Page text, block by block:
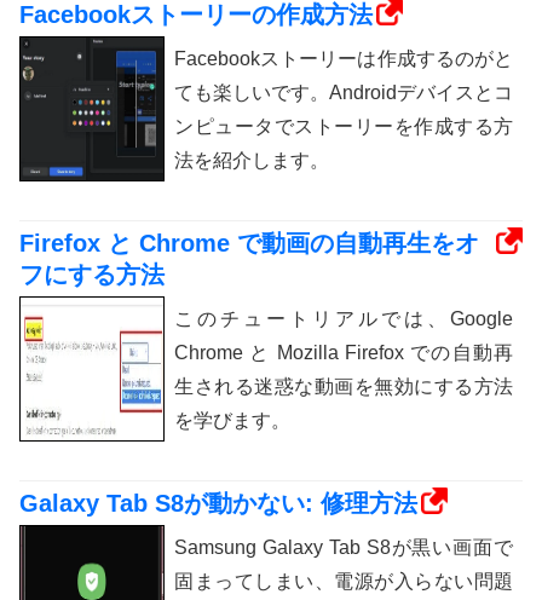
Facebookストーリーの作成方法
Facebookストーリーは作成するのがと
ても楽しいです。Androidデバイスとコ
ンピュータでストーリーを作成する方
法を紹介します。
Firefox と Chrome で動画の自動再生をオ
フにする方法
このチュートリアルでは、Google
Chrome と Mozilla Firefox での自動再
生される迷惑な動画を無効にする方法
を学びます。
Galaxy Tab S8が動かない: 修理方法
Samsung Galaxy Tab S8が黒い画面で
固まってしまい、電源が入らない問題